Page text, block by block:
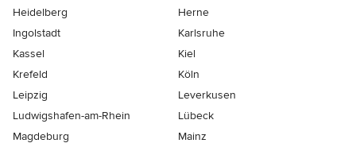
Heidelberg
Herne
Ingolstadt
Karlsruhe
Kassel
Kiel
Krefeld
Köln
Leipzig
Leverkusen
Ludwigshafen-am-Rhein
Lübeck
Magdeburg
Mainz